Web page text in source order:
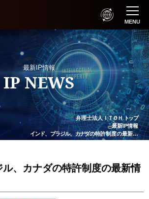
MENU
最新IP情報
IP NEWS
弁理士法人ＩＴＯＨ トップ
最新IP情報
インド、 ブラジル、 カナダの特許制度の最新…
、カナダの特許制度の最新情